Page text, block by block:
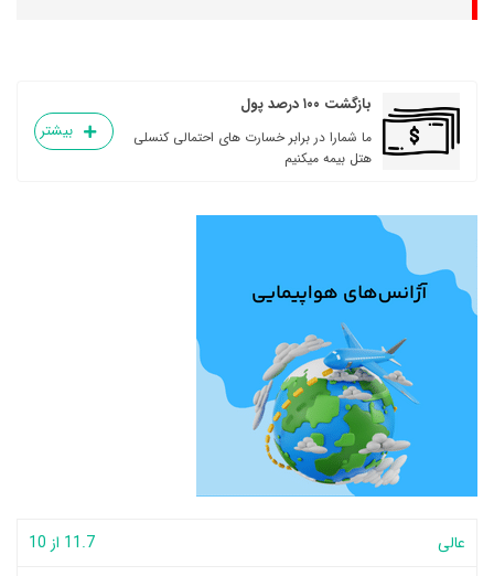
بازگشت ۱۰۰ درصد پول
ما شمارا در برابر خسارت های احتمالی کنسلی
هتل بیمه میکنیم
بیشتر
عالی 11.7 از 10